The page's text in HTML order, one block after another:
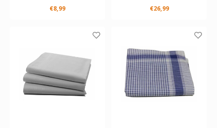
kleuren blauw,rose en geel
Afmeting zakdoek: 30 | 30 cm
€8,99 €26,99